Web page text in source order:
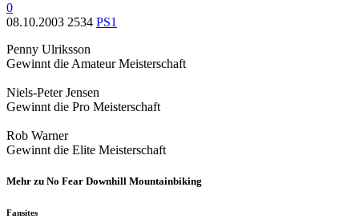
0
08.10.2003 2534 PS1
Penny Ulriksson
Gewinnt die Amateur Meisterschaft
Niels-Peter Jensen
Gewinnt die Pro Meisterschaft
Rob Warner
Gewinnt die Elite Meisterschaft
Mehr zu No Fear Downhill Mountainbiking
Fansites